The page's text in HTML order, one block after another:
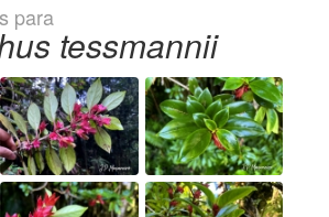
para
tessmannii